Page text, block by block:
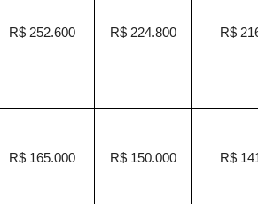
R$ 252.600 R$ 224.800 R$
R$ 165.000 R$ 150.000 R$